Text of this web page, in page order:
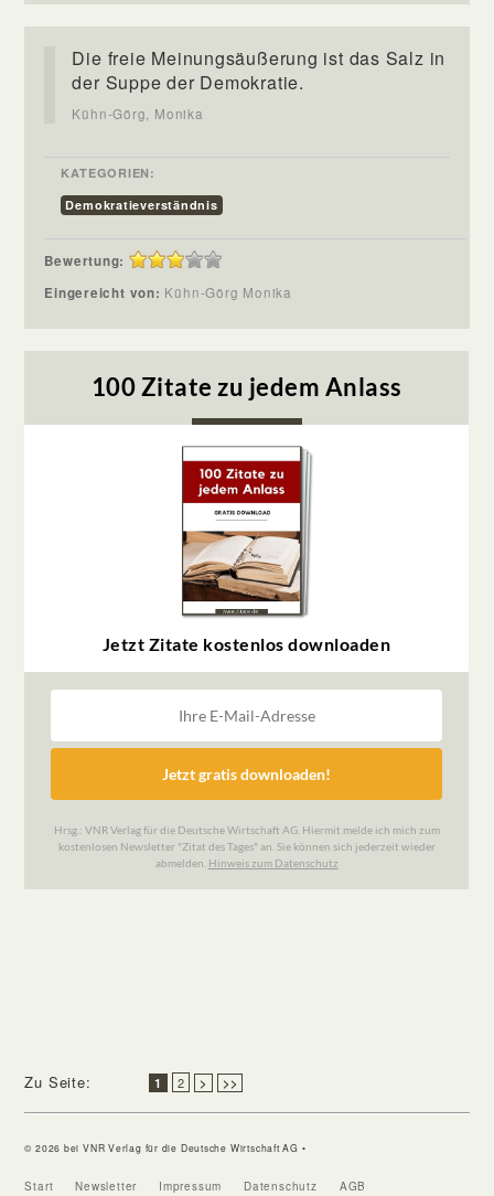
Die freie Meinungsäußerung ist das Salz in
der Suppe der Demokratie.
Kühn-Görg, Monika
KATEGORIEN:
Demokratieverständnis
Bewertung:
Eingereicht von: Kühn-Görg Monika
Zu Seite: 1 2 > >>
© 2026 bei VNR Verlag für die Deutsche Wirtschaft AG •
Start Newsletter Impressum Datenschutz AGB